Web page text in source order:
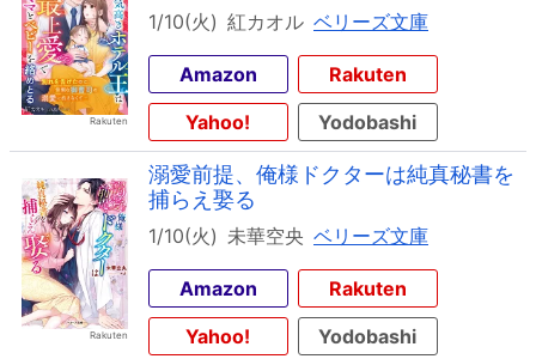
1/10(火) 紅カオル ベリーズ文庫
Amazon
Rakuten
Yahoo!
Yodobashi
溺愛前提、俺様ドクターは純真秘書を
捕らえ娶る
1/10(火) 未華空央 ベリーズ文庫
Amazon
Rakuten
Yahoo!
Yodobashi